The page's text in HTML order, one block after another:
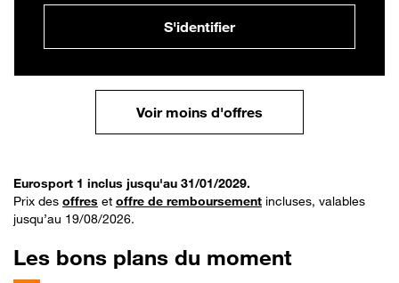
S'identifier
Voir moins d'offres
Eurosport 1 inclus jusqu'au 31/01/2029.
Prix des offres et offre de remboursement incluses, valables
jusqu’au 19/08/2026.
Les bons plans du moment